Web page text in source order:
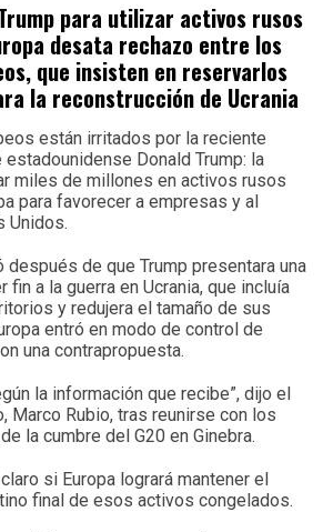
para utilizar activos rusos
desata rechazo entre los
que insisten en reservarlos
la reconstrucción de Ucrania
están irritados por la reciente
Donald Trump: la
miles de millones en activos rusos
para favorecer a empresas y al
Unidos.
después de que Trump presentara una
fin a la guerra en Ucrania, que incluía
y redujera el tamaño de sus
entró en modo de control de
una contrapropuesta.
la información que recibe”, dijo el
Marco Rubio, tras reunirse con los
la cumbre del G20 en Ginebra.
si Europa logrará mantener el
final de esos activos congelados.